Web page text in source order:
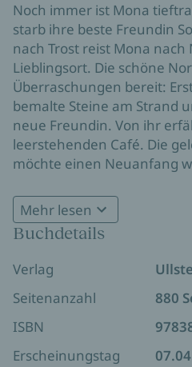
Noch immer ist Mona
starb ihre beste Freundin
nach Trost reist Mona nach
Lieblingsort. Die schöne
Überraschungen bereit:
bemalte Steine am Strand
neue Freundin. Von ihr
leerstehenden Café. Die
möchte einen Neuanfang
Koch, der ihr Herz
zögert: Ist sie bereit für so
kann sie dem Glück wirklich
Innige Freundschaft, große
wunderschöne Insel: Dieses
Freundschaft und
Norderney
Mehr lesen
Buchdetails
Verlag
Seitenanzahl
880
ISBN
Erscheinungstag